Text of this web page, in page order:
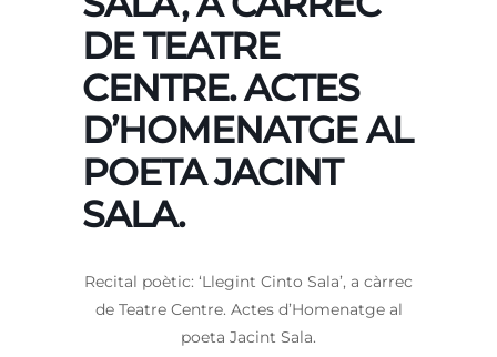
DE TEATRE
CENTRE. ACTES
D’HOMENATGE AL
POETA JACINT
SALA.
Recital poètic: ‘Llegint Cinto Sala’, a càrrec
de Teatre Centre. Actes d’Homenatge al
poeta Jacint Sala.